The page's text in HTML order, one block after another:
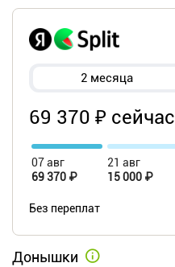
2 месяца
69 370 ₽ сейчас
07 авг
69 370 ₽
21 авг
15 000 ₽
Без переплат
Донышки